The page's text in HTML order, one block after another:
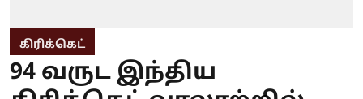
கிரிக்கெட்
94 வருட இந்திய